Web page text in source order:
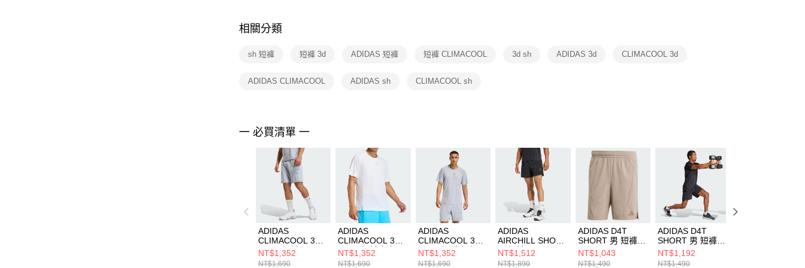
交易，需依本服務之必要範圍內提供個人資料，並將交易相關給付款項請
結果請求用戶進行身份認證。
５．嚴禁一人註冊多個帳號或使用他人資訊註冊。若發現惡意使用之情
形，恩沛科技股份有限公司將有權停止該用戶之使用額度並採取法律行
相關分類
sh 短褲 短褲 3d ADIDAS 短褲 短褲 CLIMACOOL 3d sh ADIDAS 3d CLIMACOOL 3d
ADIDAS CLIMACOOL ADIDAS sh CLIMACOOL sh
一 必買清單 一
ADIDAS
CLIMACOOL 3D
SH 男 短褲
KE9971
NT$1,352
NT$1,690
ADIDAS
CLIMACOOL 3D
TE 男 短袖上衣
KQ7503
NT$1,352
NT$1,690
ADIDAS
CLIMACOOL 3D
TE 男 短袖上衣
KQ7502
NT$1,352
NT$1,690
ADIDAS
AIRCHILL SHORT
男 短褲 KB3133
NT$1,512
NT$1,890
ADIDAS D4T
SHORT 男 短褲
JX1086
NT$1,043
NT$1,490
ADIDAS D4T
SHORT 男 短褲
IK9723
NT$1,192
NT$1,490